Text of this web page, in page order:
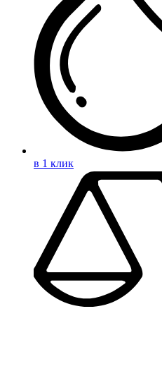
в 1 клик